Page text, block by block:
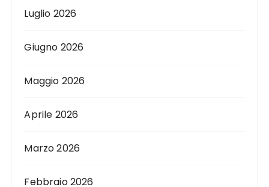
Luglio 2026
Giugno 2026
Maggio 2026
Aprile 2026
Marzo 2026
Febbraio 2026